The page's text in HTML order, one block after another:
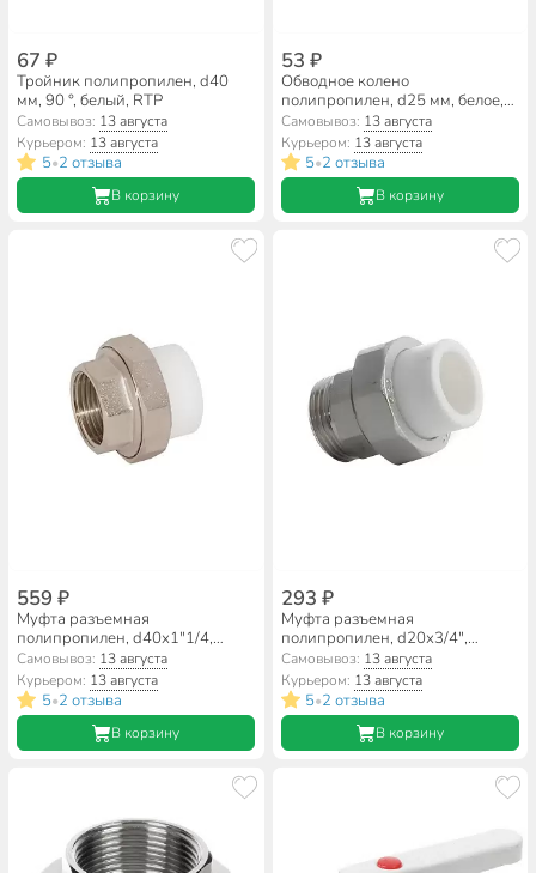
67 ₽
Тройник полипропилен, d40
мм, 90 °, белый, RTP
Самовывоз: 13 августа
Курьером: 13 августа
5•2 отзыва
В корзину
53 ₽
Обводное колено
полипропилен, d25 мм, белое,
RTP
Самовывоз: 13 августа
Курьером: 13 августа
5•2 отзыва
В корзину
559 ₽
Муфта разъемная
полипропилен, d40х1"1/4,
внутренняя резьба, белая, RTP
Самовывоз: 13 августа
Курьером: 13 августа
5•2 отзыва
В корзину
293 ₽
Муфта разъемная
полипропилен, d20х3/4",
наружная резьба, белая, RTP
Самовывоз: 13 августа
Курьером: 13 августа
5•2 отзыва
В корзину